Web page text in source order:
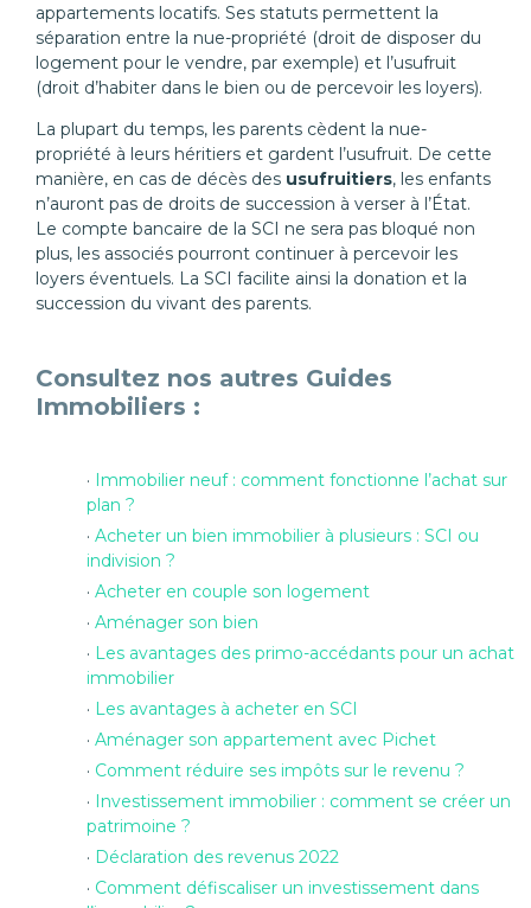
appartements locatifs. Ses statuts permettent la
séparation entre la nue-propriété (droit de disposer du
logement pour le vendre, par exemple) et l’usufruit
(droit d’habiter dans le bien ou de percevoir les loyers).
La plupart du temps, les parents cèdent la nue-
propriété à leurs héritiers et gardent l’usufruit. De cette
manière, en cas de décès des usufruitiers, les enfants
n’auront pas de droits de succession à verser à l’État.
Le compte bancaire de la SCI ne sera pas bloqué non
plus, les associés pourront continuer à percevoir les
loyers éventuels. La SCI facilite ainsi la donation et la
succession du vivant des parents.
Consultez nos autres Guides
Immobiliers :
Immobilier neuf : comment fonctionne l’achat sur
plan ?
Acheter un bien immobilier à plusieurs : SCI ou
indivision ?
Acheter en couple son logement
Aménager son bien
Les avantages des primo-accédants pour un achat
immobilier
Les avantages à acheter en SCI
Aménager son appartement avec Pichet
Comment réduire ses impôts sur le revenu ?
Investissement immobilier : comment se créer un
patrimoine ?
Déclaration des revenus 2022
Comment défiscaliser un investissement dans